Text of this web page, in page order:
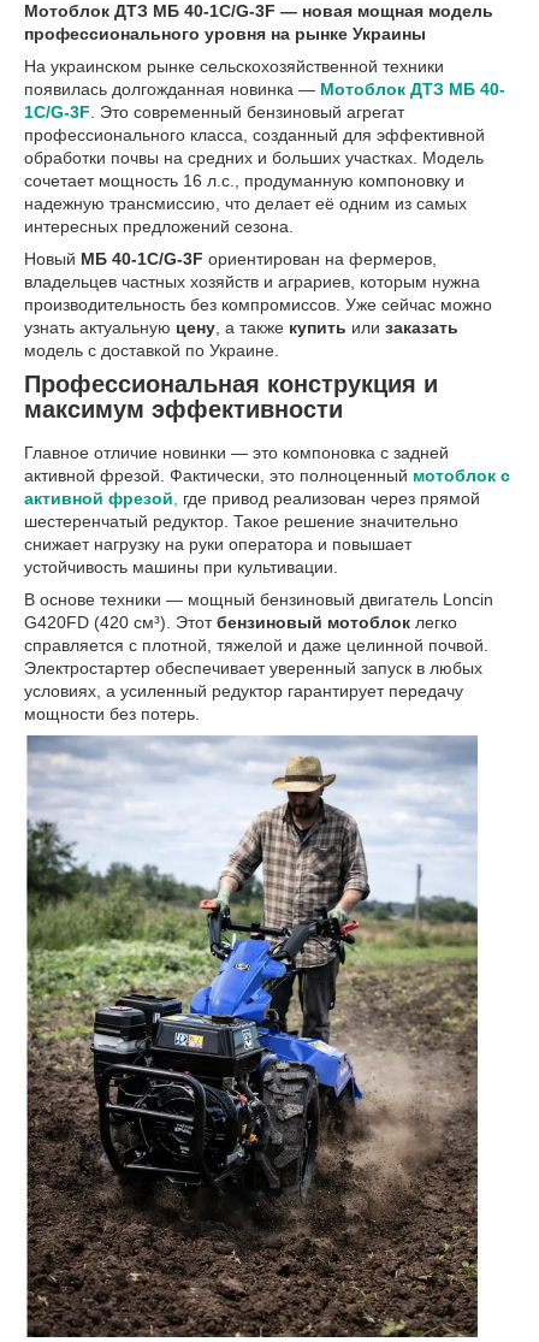
Мотоблок ДТЗ МБ 40-1С/G-3F — новая мощная модель
профессионального уровня на рынке Украины
На украинском рынке сельскохозяйственной техники
появилась долгожданная новинка — Мотоблок ДТЗ МБ 40-
1С/G-3F . Это современный бензиновый агрегат
профессионального класса, созданный для эффективной
обработки почвы на средних и больших участках. Модель
сочетает мощность 16 л.с., продуманную компоновку и
надежную трансмиссию, что делает её одним из самых
интересных предложений сезона.
Новый МБ 40-1С/G-3F ориентирован на фермеров,
владельцев частных хозяйств и аграриев, которым нужна
производительность без компромиссов. Уже сейчас можно
узнать актуальную цену , а также купить или заказать
модель с доставкой по Украине.
Профессиональная конструкция и
максимум эффективности
Главное отличие новинки — это компоновка с задней
активной фрезой. Фактически, это полноценный мотоблок с
активной фрезой
где привод реализован через прямой
шестеренчатый редуктор. Такое решение значительно
снижает нагрузку на руки оператора и повышает
устойчивость машины при культивации.
В основе техники — мощный бензиновый двигатель Loncin
G420FD (420 см³). Этотбензиновый мотоблок легко
справляется с плотной, тяжелой и даже целинной почвой.
Электростартер обеспечивает уверенный запуск в любых
условиях, а усиленный редуктор гарантирует передачу
мощности без потерь.